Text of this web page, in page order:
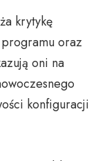
krytykę
oraz
oni na
konfiguracji